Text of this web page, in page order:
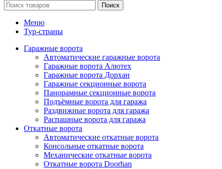
Поиск
Меню
Тур-страны
Гаражные ворота
Автоматические гаражные ворота
Гаражные ворота Алютех
Гаражные ворота Дорхан
Гаражные секционные ворота
Панорамные секционные ворота
Подъёмные ворота для гаража
Раздвижные ворота для гаража
Распашные ворота для гаража
Откатные ворота
Автоматические откатные ворота
Консольные откатные ворота
Механические откатные ворота
Откатные ворота Doorhan